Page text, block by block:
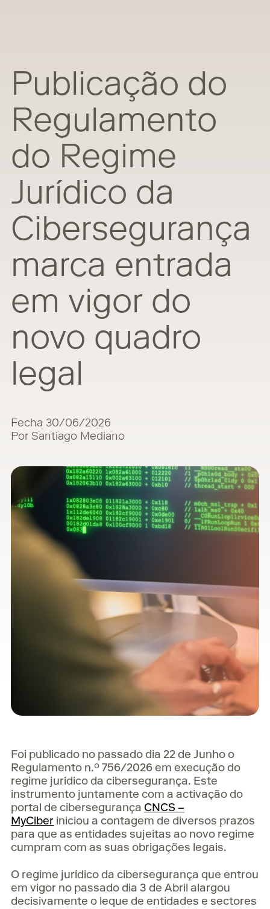
Publicação do
Regulamento
do Regime
Jurídico da
Cibersegurança
marca entrada
em vigor do
novo quadro
legal
Fecha 30/06/2026
Por Santiago Mediano
Foi publicado no passado dia 22 de Junho o
Regulamento n.º 756/2026 em execução do
regime jurídico da cibersegurança. Este
instrumento juntamente com a activação do
portal de cibersegurançaCNCS –
MyCiber iniciou a contagem de diversos prazos
para que as entidades sujeitas ao novo regime
cumpram com as suas obrigações legais.
O regime jurídico da cibersegurança que entrou
em vigor no passado dia 3 de Abril alargou
decisivamente o leque de entidades e sectores